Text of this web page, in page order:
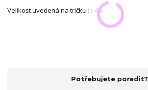
Velikost uvedená na tričku je 44.
Potřebujete poradit?